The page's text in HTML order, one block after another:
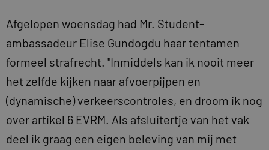
Afgelopen woensdag had Mr. Student-
ambassadeur Elise Gundogdu haar tentamen
formeel strafrecht. "Inmiddels kan ik nooit meer
het zelfde kijken naar afvoerpijpen en
(dynamische) verkeerscontroles, en droom ik nog
over artikel 6 EVRM. Als afsluitertje van het vak
deel ik graag een eigen beleving van mij met